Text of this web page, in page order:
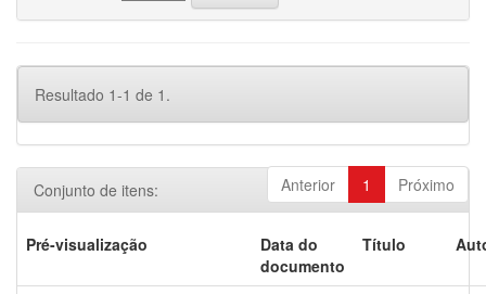
Resultado 1-1 de 1.
Anterior 1 Próximo
Conjunto de itens:
Pré-visualização
Data do
documento
Título